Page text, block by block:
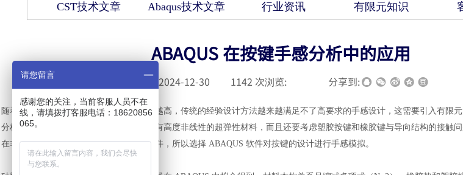
CST技术文章 Abaqus技术文章 行业资讯 有限元知识
ABAQUS 在按键手感分析中的应用
2024-12-30 1142 次浏览: 分享到:
随着人们对电子车品按键手感的要求越来越高，传统的经验设计方法越来越满足不了高要求的手感设计，这需要引入有限
分析。决定手感的橡胶垫的硅胶材料是具有高度非线性的超弹性材料，而且还要考虑塑胶按键和橡胶键与导向结构的接触问
在非线性领域功能最强大的有限元分析软件，所以选择 ABAQUS 软件对按键的设计进行手感模拟。
请您留言
感谢您的关注，当前客服人员不在
线，请填拨打客服电话：18620856
065。